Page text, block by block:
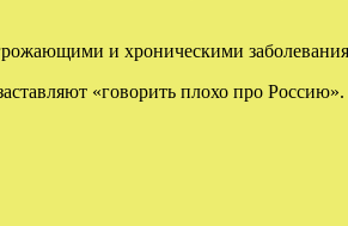
и хроническими
«говорить плохо про Россию».